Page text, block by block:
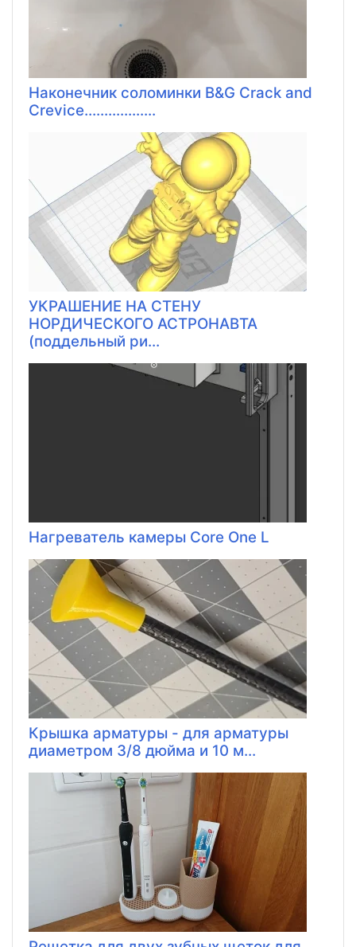
Наконечник соломинки B&G Crack and
Crevice..................
УКРАШЕНИЕ НА СТЕНУ
НОРДИЧЕСКОГО АСТРОНАВТА
(поддельный ри...
Нагреватель камеры Core One L
Крышка арматуры - для арматуры
диаметром 3/8 дюйма и 10 м...